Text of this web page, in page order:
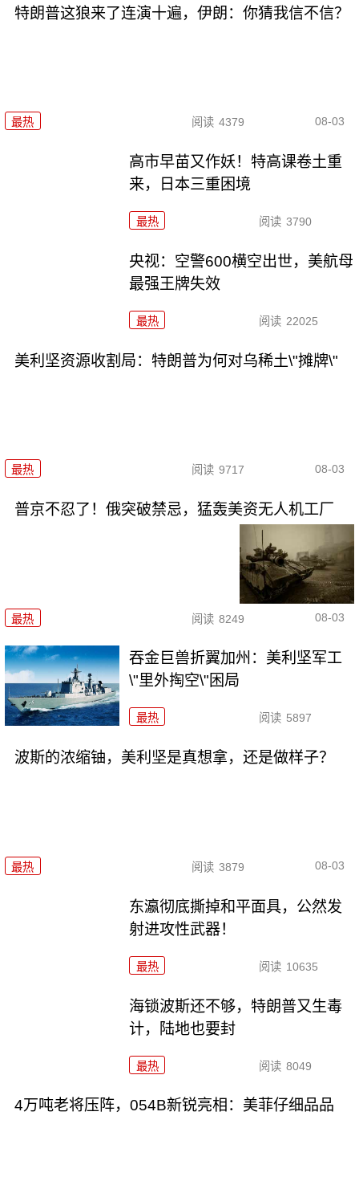
特朗普这狼来了连演十遍，伊朗：你猜我信不信？
最热 阅读 4379 08-03
高市早苗又作妖！特高课卷土重
来，日本三重困境
最热 阅读 3790
央视：空警600横空出世，美航母
最强王牌失效
最热 阅读 22025
美利坚资源收割局：特朗普为何对乌稀土\"摊牌\"
最热 阅读 9717 08-03
普京不忍了！俄突破禁忌，猛轰美资无人机工厂
最热 阅读 8249 08-03
吞金巨兽折翼加州：美利坚军工
\"里外掏空\"困局
最热 阅读 5897
波斯的浓缩铀，美利坚是真想拿，还是做样子？
最热 阅读 3879 08-03
东瀛彻底撕掉和平面具，公然发
射进攻性武器！
最热 阅读 10635
海锁波斯还不够，特朗普又生毒
计，陆地也要封
最热 阅读 8049
4万吨老将压阵，054B新锐亮相：美菲仔细品品